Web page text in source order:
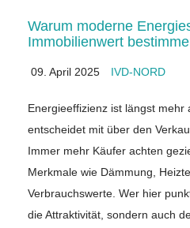
Warum moderne
Immobilienwert
09. April 2025 IVD-NORD
Energieeffizienz ist längst mehr
entscheidet mit über den
Immer mehr Käufer achten
Merkmale wie Dämmung,
Verbrauchswerte. Wer hier
die Attraktivität, sondern auch